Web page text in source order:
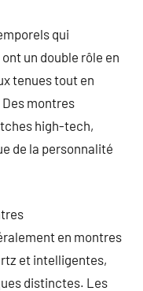
qui
un double rôle en
tenues tout en
montres
high-tech,
de la personnalité
en montres
et intelligentes,
distinctes. Les